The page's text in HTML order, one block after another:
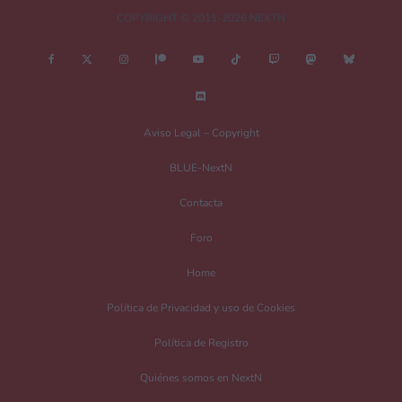
Aviso Legal – Copyright
BLUE-NextN
Contacta
Foro
Home
Política de Privacidad y uso de Cookies
Política de Registro
Quiénes somos en NextN